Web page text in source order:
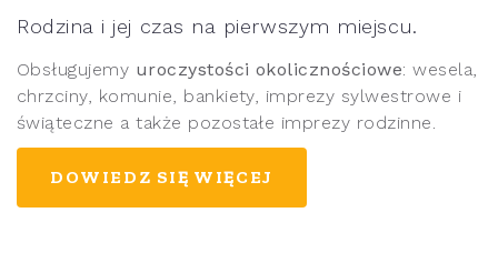
Rodzina i jej czas na pierwszym miejscu.
Obsługujemy uroczystości okolicznościowe: wesela,
chrzciny, komunie, bankiety, imprezy sylwestrowe i
świąteczne a także pozostałe imprezy rodzinne.
DOWIEDZ SIĘ WIĘCEJ